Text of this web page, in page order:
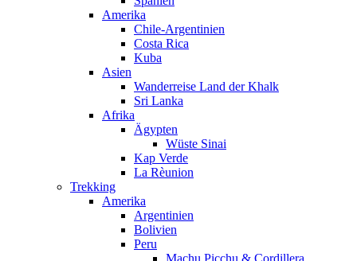
Amerika
Chile-Argentinien
Costa Rica
Kuba
Asien
Wanderreise Land der Khalk
Sri Lanka
Afrika
Ägypten
Wüste Sinai
Kap Verde
La Rèunion
Trekking
Amerika
Argentinien
Bolivien
Peru
Machu Picchu & Cordillera